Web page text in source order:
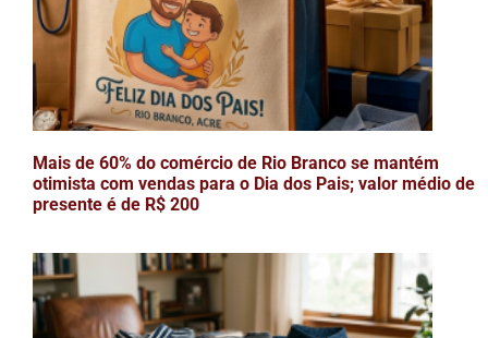
Mais de 60% do comércio de Rio Branco se mantém
otimista com vendas para o Dia dos Pais; valor médio de
presente é de R$ 200